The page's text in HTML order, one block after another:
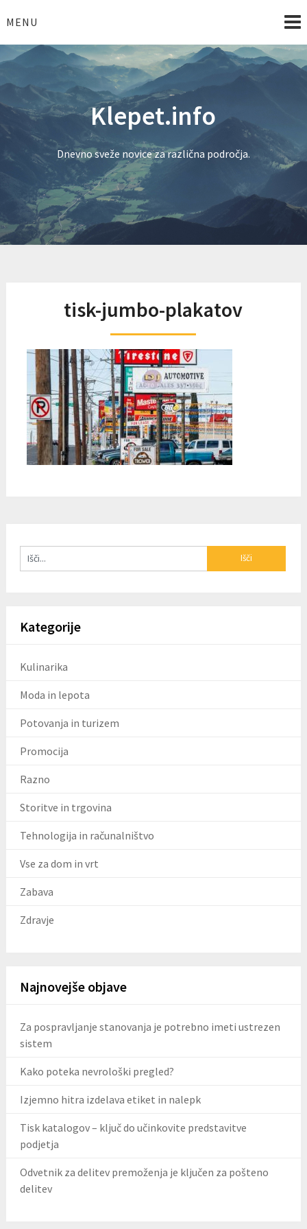
toMENU
Klepet.info
Dnevno sveže novice za različna področja.
tisk-jumbo-plakatov
Kategorije
Kulinarika
Moda in lepota
Potovanja in turizem
Promocija
Razno
Storitve in trgovina
Tehnologija in računalništvo
Vse za dom in vrt
Zabava
Zdravje
Najnovejše objave
Za pospravljanje stanovanja je potrebno imeti ustrezen
sistem
Kako poteka nevrološki pregled?
Izjemno hitra izdelava etiket in nalepk
Tisk katalogov – ključ do učinkovite predstavitve
podjetja
Odvetnik za delitev premoženja je ključen za pošteno
delitev